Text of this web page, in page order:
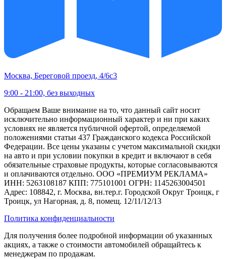
Москва, Береговой проезд, 4/6с3
9:00 - 21:00, без выходных
Обращаем Ваше внимание на то, что данный сайт носит
исключительно информационный характер и ни при каких
условиях не является публичной офертой, определяемой
положениями статьи 437 Гражданского кодекса Российской
Федерации. Все цены указаны с учетом максимальной скидки
на авто и при условии покупки в кредит и включают в себя
обязательные страховые продукты, которые согласовываются
и оплачиваются отдельно. ООО «ПРЕМИУМ РЕКЛАМА»
ИНН: 5263108187 КПП: 775101001 ОГРН: 1145263004501
Адрес: 108842, г. Москва, вн.тер.г. Городской Округ Троицк, г
Троицк, ул Нагорная, д. 8, помещ. 12/11/12/13
Политика конфиденциальности
Для получения более подробной информации об указанных
акциях, а также о стоимости автомобилей обращайтесь к
менеджерам по продажам.